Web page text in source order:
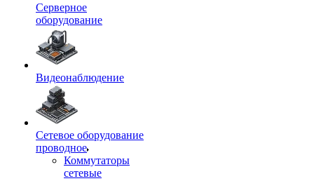
Серверное
оборудование
Видеонаблюдение
Сетевое оборудование
проводное
Коммутаторы
сетевые